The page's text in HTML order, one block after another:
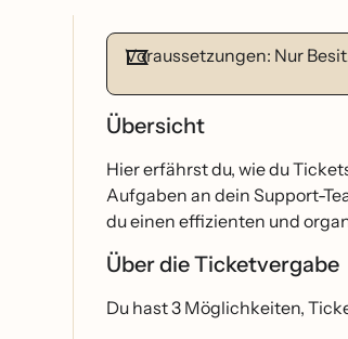
Voraussetzungen: Nur
Übersicht
Hier erfährst du, wie du
Aufgaben an dein Support-
du einen effizienten und
Über die Ticketvergabe
Du hast 3 Möglichkeiten,